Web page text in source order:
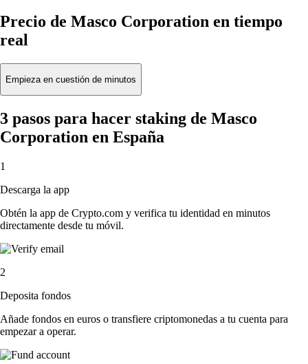
Precio de Masco Corporation en tiempo
real
Empieza en cuestión de minutos
3 pasos para hacer staking de Masco
Corporation en España
1
Descarga la app
Obtén la app de Crypto.com y verifica tu identidad en minutos
directamente desde tu móvil.
2
Deposita fondos
Añade fondos en euros o transfiere criptomonedas a tu cuenta para
empezar a operar.